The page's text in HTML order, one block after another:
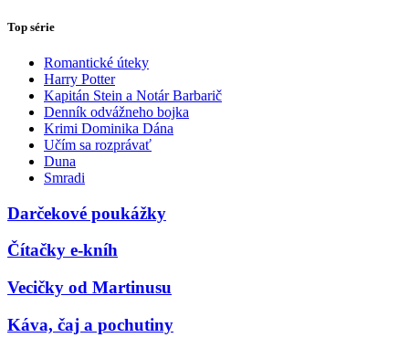
Top série
Romantické úteky
Harry Potter
Kapitán Stein a Notár Barbarič
Denník odvážneho bojka
Krimi Dominika Dána
Učím sa rozprávať
Duna
Smradi
Darčekové poukážky
Čítačky e-kníh
Vecičky od Martinusu
Káva, čaj a pochutiny